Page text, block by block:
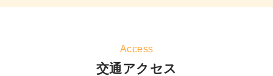
Access
交通アクセス